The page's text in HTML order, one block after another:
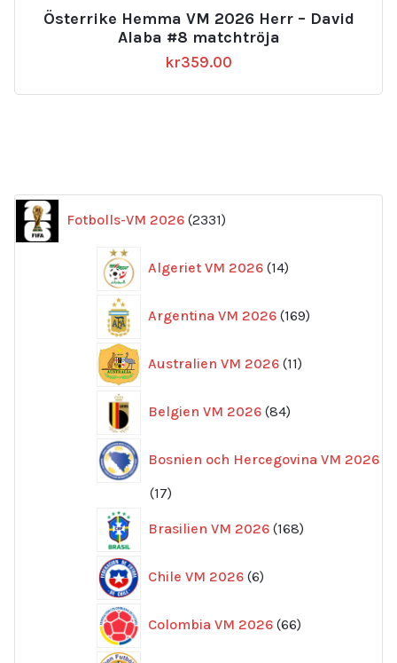
Österrike Hemma VM 2026 Herr – David
Alaba #8 matchtröja
kr359.00
Fotbolls-VM 2026 2331
produkter
Algeriet VM 2026 14
produkter
Argentina VM 2026 169
produkter
Australien VM 2026 11
produkter
Belgien VM 2026 84
produkter
Bosnien och Hercegovina VM 2026
1717
Brasilien VM 2026 168
produkter
Chile VM 2026 6
produkter
Colombia VM 2026 66
produkter